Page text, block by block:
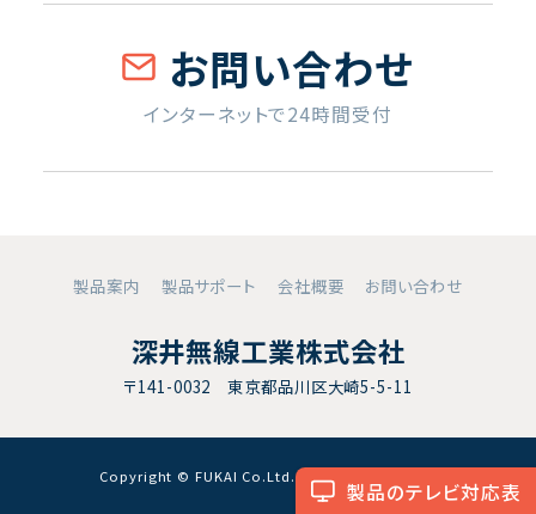
製品のテレビ対応表
お問い合わせ
インターネットで24時間受付
製品案内 製品サポート 会社概要 お問い合わせ
深井無線工業株式会社
〒141-0032 東京都品川区大崎5-5-11
Copyright © FUKAI Co.Ltd. All RightsReserved.